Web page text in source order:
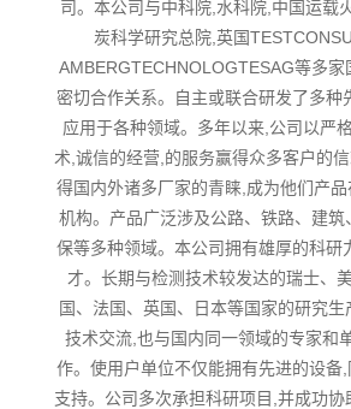
司。本公司与中科院,水科院,中国运载
炭科学研究总院,英国
AMBERGTECHNOLOGTESAG等多家
密切合作关系。自主或联合研发了多种
应用于各种领域。多年以来,公司以严
术,诚信的经营,的服务赢得众多客户的
得国内外诸多厂家的青睐,成为他们产
机构。产品广泛涉及公路、铁路、建筑
保等多种领域。本公司拥有雄厚的科研
才。长期与检测技术较发达的瑞士、
国、法国、英国、日本等国家的研究生
技术交流,也与国内同一领域的专家和
作。使用户单位不仅能拥有先进的设备
支持。公司多次承担科研项目,并成功协